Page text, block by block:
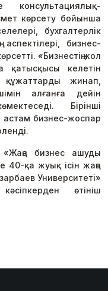
көрсету бойынша
бухгалтерлік
бизнес-
«Бизнестің жол
қатысқысы келетін
жинап,
алғанға дейін
Бірінші
бизнес-жоспар
бизнес ашуды
40-қа жуық ісін жаңа
Университеті»
өтініш